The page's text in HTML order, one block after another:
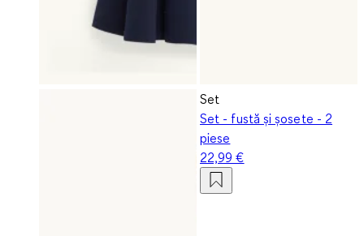
Set
Set - fustă și șosete - 2
piese
22,99 €